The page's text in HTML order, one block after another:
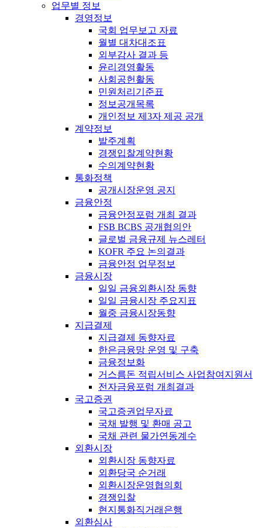
업무별 정보
경영정보
국회 업무보고 자료
월별 대차대조표
외부감사 결과 등
윤리경영활동
사회공헌활동
민원처리기준표
정보공개목록
개인정보 제3자 제공 공개
계약정보
발주계획
경쟁입찰계약현황
수의계약현황
통화정책
공개시장운영 공지
금융안정
금융안정포럼 개최 결과
FSB BCBS 공개협의안
글로벌 금융규제 뉴스레터
KOFR 주요 논의결과
금융안정 업무정보
금융시장
일일 금융외환시장 동향
일일 금융시장 주요지표
월중 금융시장동향
지급결제
지급결제 동향자료
한은금융망 운영 및 구축
금융정보화
거스름돈 적립서비스 사업참여지원서
전자금융포럼 개최결과
국고증권
국고증권업무자료
국채 발행 및 환매 공고
국채 관련 물가연동계수
외환시장
외환시장 동향자료
외환당국 순거래
외환시장운영협의회
경쟁입찰
현지통화직거래은행
외환심사